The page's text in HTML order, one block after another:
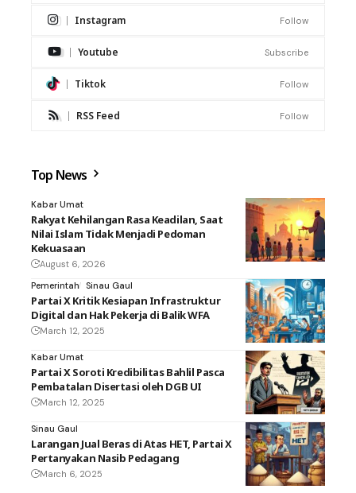
Instagram Follow
Youtube Subscribe
Tiktok Follow
RSS Feed Follow
Top News
Kabar Umat
Rakyat Kehilangan Rasa Keadilan, Saat
Nilai Islam Tidak Menjadi Pedoman
Kekuasaan
August 6, 2026
Pemerintah
Sinau Gaul
Partai X Kritik Kesiapan Infrastruktur
Digital dan Hak Pekerja di Balik WFA
March 12, 2025
Kabar Umat
Partai X Soroti Kredibilitas Bahlil Pasca
Pembatalan Disertasi oleh DGB UI
March 12, 2025
Sinau Gaul
Larangan Jual Beras di Atas HET, Partai X
Pertanyakan Nasib Pedagang
March 6, 2025